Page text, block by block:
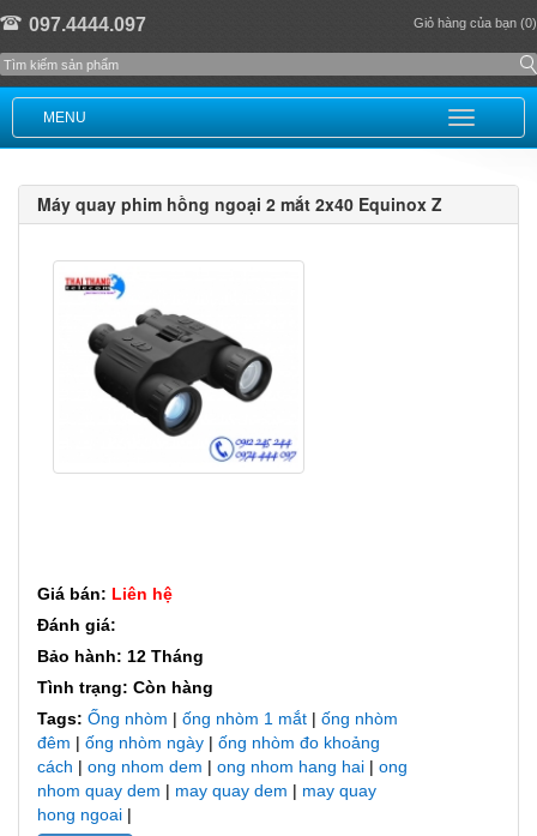
097.4444.097 Giỏ hàng của bạn (0)
MENU
Máy quay phim hồng ngoại 2 mắt 2x40 Equinox Z
Giá bán: Liên hệ
Đánh giá:
Bảo hành: 12 Tháng
Tình trạng: Còn hàng
Tags: Ống nhòm | ống nhòm 1 mắt | ống nhòm
đêm | ống nhòm ngày | ống nhòm đo khoảng
cách | ong nhom dem | ong nhom hang hai | ong
nhom quay dem | may quay dem | may quay
hong ngoai |